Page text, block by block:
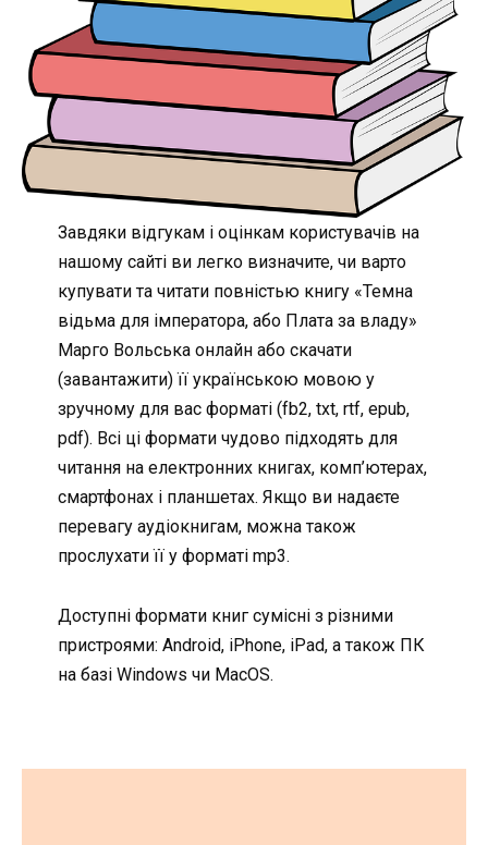
Завдяки відгукам і оцінкам користувачів на
нашому сайті ви легко визначите, чи варто
купувати та читати повністью книгу «Темна
відьма для імператора, або Плата за владу»
Марго Вольська онлайн або скачати
(завантажити) її українською мовою у
зручному для вас форматі (fb2, txt, rtf, epub,
pdf). Всі ці формати чудово підходять для
читання на електронних книгах, комп’ютерах,
смартфонах і планшетах. Якщо ви надаєте
перевагу аудіокнигам, можна також
прослухати її у форматі mp3.
Доступні формати книг сумісні з різними
пристроями: Android, iPhone, iPad, а також ПК
на базі Windows чи MacOS.